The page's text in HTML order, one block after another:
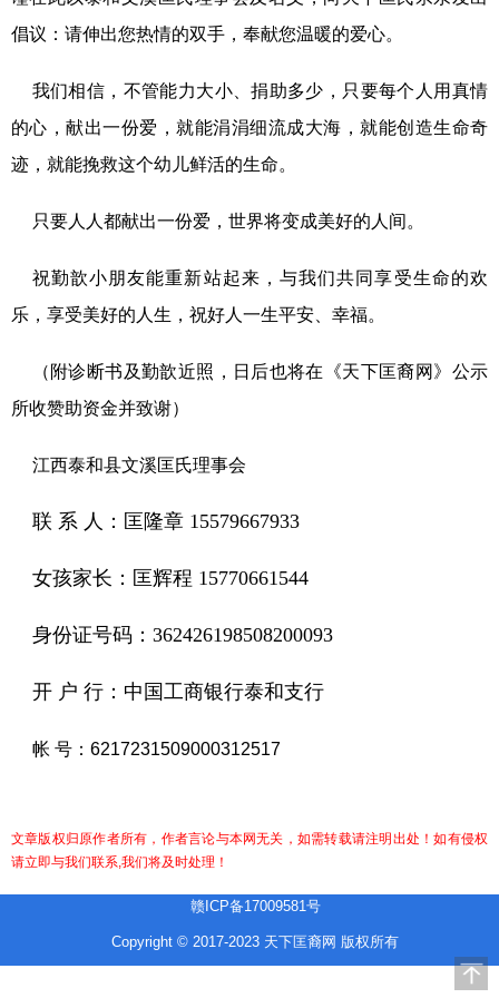
倡议：请伸出您热情的双手，奉献您温暖的爱心。
我们相信，不管能力大小、捐助多少，只要每个人用真情
的心，献出一份爱，就能涓涓细流成大海，就能创造生命奇
迹，就能挽救这个幼儿鲜活的生命。
只要人人都献出一份爱，世界将变成美好的人间。
祝勤歆小朋友能重新站起来，与我们共同享受生命的欢
乐，享受美好的人生，祝好人一生平安、幸福。
（附诊断书及勤歆近照，日后也将在《天下匡裔网》公示
所收赞助资金并致谢）
江西泰和县文溪匡氏理事会
联 系 人：匡隆章 15579667933
女孩家长：匡辉程 15770661544
身份证号码：362426198508200093
开 户 行：中国工商银行泰和支行
帐 号：6217231509000312517
文章版权归原作者所有，作者言论与本网无关，如需转载请注明出处！如有侵权
请立即与我们联系,我们将及时处理！
赣ICP备17009581号
Copyright © 2017-2023 天下匡裔网 版权所有